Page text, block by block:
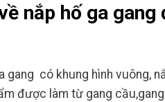
nắp hố ga gang
gang có khung hình vuông,
được làm từ gang